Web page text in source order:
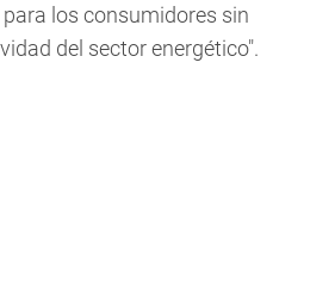
los consumidores sin
del sector energético".